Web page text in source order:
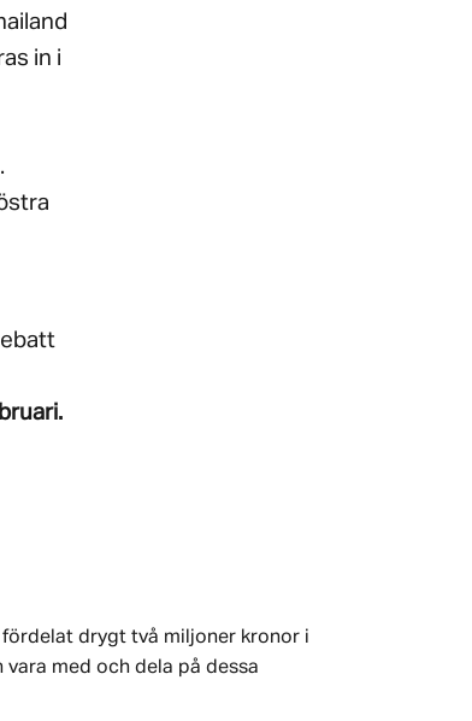
in i
drygt två miljoner kronor i
med och dela på dessa